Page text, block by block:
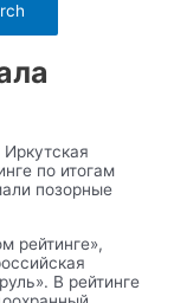
по итогам
позорные
рейтинге»,
В рейтинге